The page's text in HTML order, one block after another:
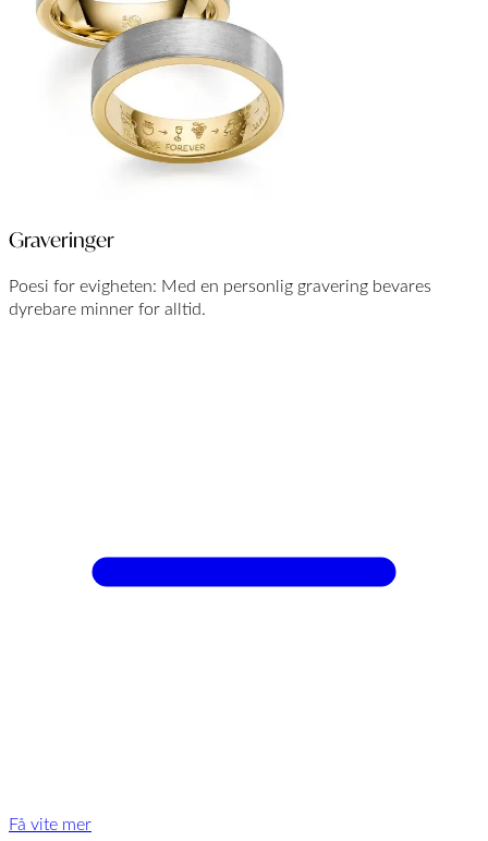
Graveringer
Poesi for evigheten: Med en personlig gravering bevares
dyrebare minner for alltid.
Få vite mer